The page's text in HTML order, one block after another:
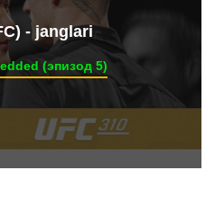
- janglari
(эпизод 5)